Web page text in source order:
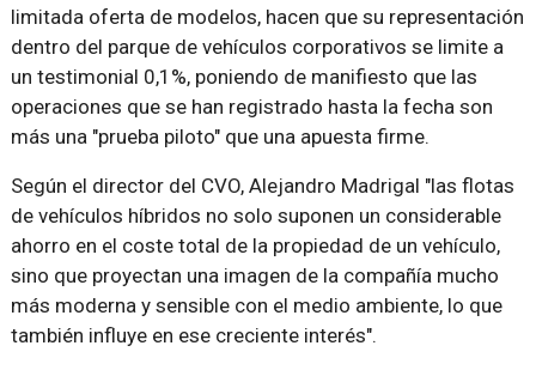
limitada oferta de modelos, hacen que su representación
dentro del parque de vehículos corporativos se limite a
un testimonial 0,1%, poniendo de manifiesto que las
operaciones que se han registrado hasta la fecha son
más una "prueba piloto" que una apuesta firme.
Según el director del CVO, Alejandro Madrigal "las flotas
de vehículos híbridos no solo suponen un considerable
ahorro en el coste total de la propiedad de un vehículo,
sino que proyectan una imagen de la compañía mucho
más moderna y sensible con el medio ambiente, lo que
también influye en ese creciente interés".